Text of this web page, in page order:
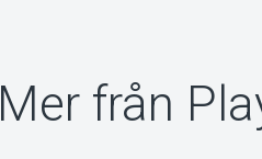
Mer från